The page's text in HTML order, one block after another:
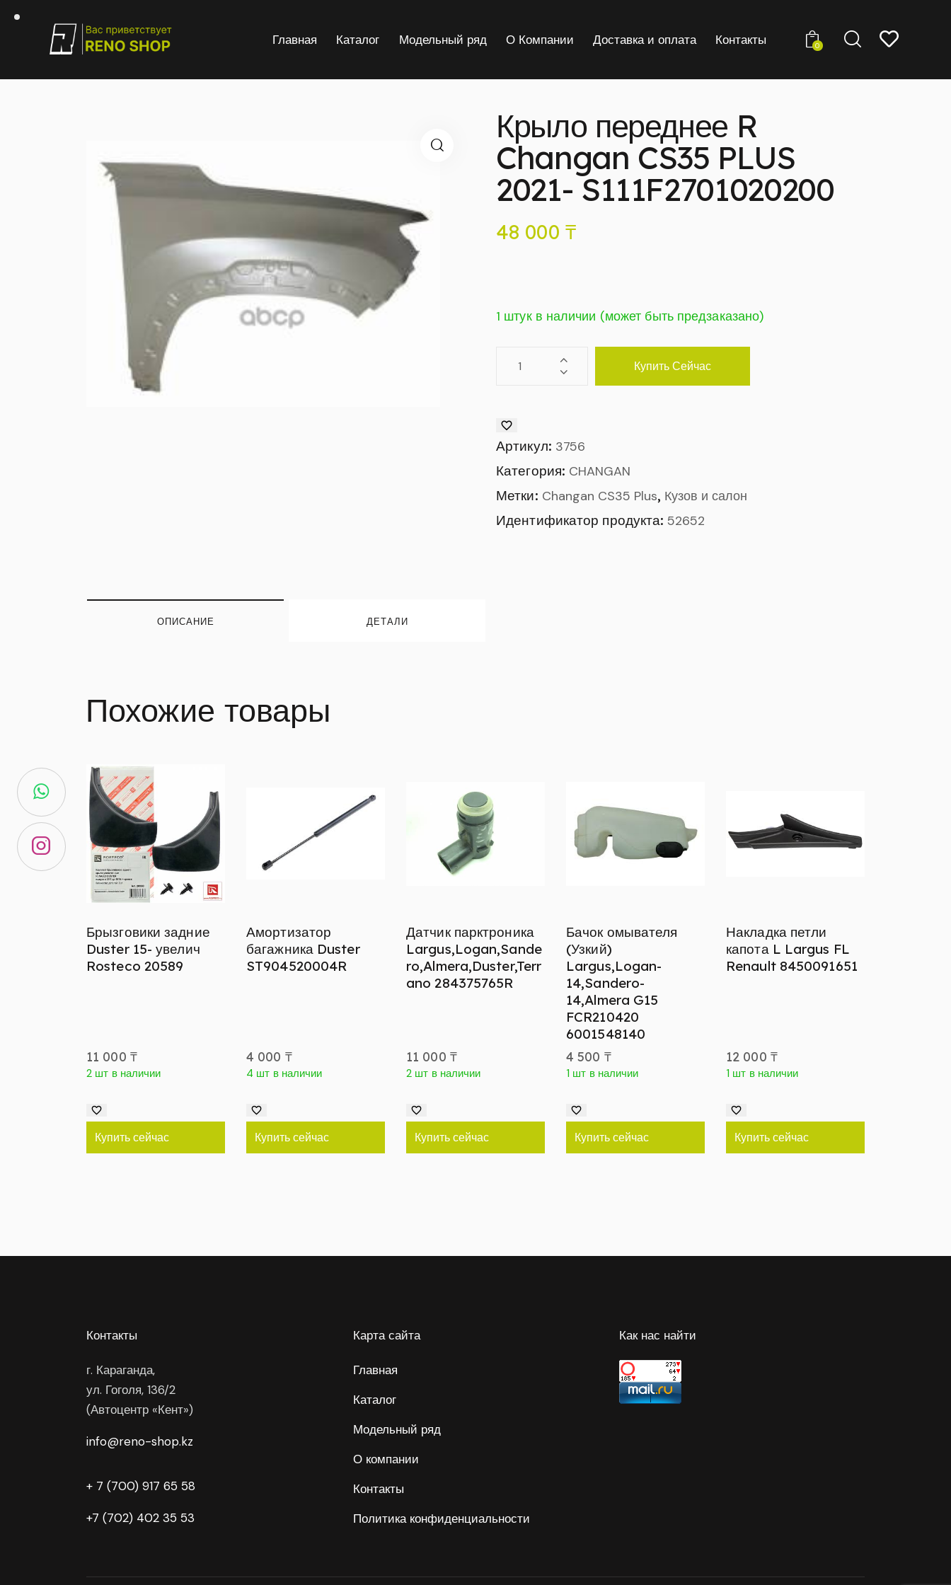
Главная Каталог Модельный ряд О Компании Доставка и оплата Контакты 0
Крыло переднее R
Changan CS35 PLUS
2021- S111F2701020200
48 000 ₸
1 штук в наличии (может быть предзаказано)
Купить Сейчас
Артикул: 3756
Категория: CHANGAN
Метки: Changan CS35 Plus, Кузов и салон
Идентификатор продукта:52652
ОПИСАНИЕ ДЕТАЛИ
Похожие товары
Брызговики задние
Duster 15- увелич
Rosteco 20589
11 000 ₸
2 шт в наличии
Купить сейчас
Амортизатор
багажника Duster
ST904520004R
4 000 ₸
4 шт в наличии
Купить сейчас
Датчик парктроника
Largus,Logan,Sande
ro,Almera,Duster,Terr
ano 284375765R
11 000 ₸
2 шт в наличии
Купить сейчас
Бачок омывателя
(Узкий)
Largus,Logan-
14,Sandero-
14,Almera G15
FCR210420
6001548140
4 500 ₸
1 шт в наличии
Купить сейчас
Накладка петли
капота L Largus FL
Renault 8450091651
12 000 ₸
1 шт в наличии
Купить сейчас
Контакты
г. Караганда,
ул. Гоголя, 136/2
(Автоцентр «Кент»)
info@reno-shop.kz
+ 7 (700) 917 65 58
+7 (702) 402 35 53
Карта сайта
Главная
Каталог
Модельный ряд
О компании
Контакты
Политика конфиденциальности
Как нас найти